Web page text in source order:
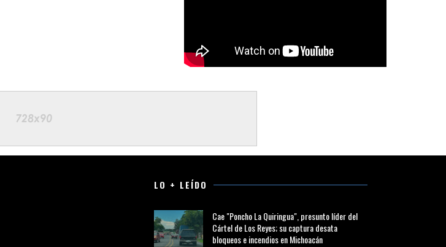
LO + LEÍDO
Cae "Poncho La Quiringua", presunto líder del
Cártel de Los Reyes; su captura desata
bloqueos e incendios en Michoacán